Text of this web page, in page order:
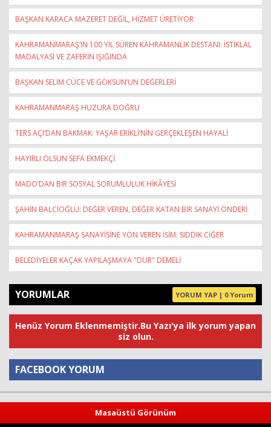
BAŞKAN KARACA MAZERET DEĞİL, HİZMET ÜRETİYOR
KAHRAMANMARAŞ’IN 100 YIL SÜREN KAHRAMANLIK DESTANI: İSTİKLAL
MADALYASI VE ZAFERİN IŞIĞINDA
BAŞKAN SELİM CÜCE VE GÖKSUN’UN DEĞERLERİ
KAHRAMANMARAŞ HUZURA DOĞRU
TERS AÇI’DAN BAKMAK: YAŞAR ERİKLİ’NİN GERÇEKLEŞEN HAYALİ
HAYIRLI OLSUN SEFA EKMEKÇİ
MADO’DAN BİR SOSYAL SORUMLULUK HİKÂYESİ
ŞAHİN BALCIOĞLU: DEĞER VEREN, DEĞER KATAN BİR SANAYİ ÖNDERİ
KAHRAMANMARAŞ SANAYİSİNE YÖN VEREN İSİM: SIDDIK CİĞER
BELEDİYELER KAÇAK YAPILAŞMAYA "DUR" DEMELİ
YORUMLAR YORUM YAP | 0 Yorum
Henüz Yorum Eklenmemiştir.Bu Yazı'ya ilk yorum yapan
siz olun.
FACEBOOK YORUM
Masaüstü Görünüm